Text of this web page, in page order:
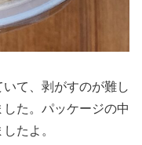
て、剥がすのが難し
た。パッケージの中
たよ。